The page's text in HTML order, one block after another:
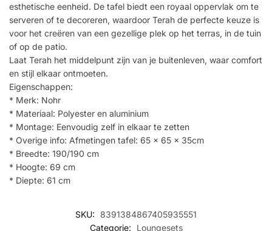
esthetische eenheid. De tafel biedt een royaal oppervlak om te
serveren of te decoreren, waardoor Terah de perfecte keuze is
voor het creëren van een gezellige plek op het terras, in de tuin
of op de patio.
Laat Terah het middelpunt zijn van je buitenleven, waar comfort
en stijl elkaar ontmoeten.
Eigenschappen:
* Merk: Nohr
* Materiaal: Polyester en aluminium
* Montage: Eenvoudig zelf in elkaar te zetten
* Overige info: Afmetingen tafel: 65 x 65 x 35cm
* Breedte: 190/190 cm
* Hoogte: 69 cm
* Diepte: 61 cm
SKU:
8391384867405935551
Categorie:
Loungesets